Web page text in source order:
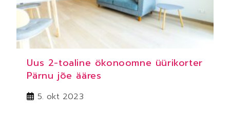
Uus 2-toaline ökonoomne üürikorter
Pärnu jõe ääres
Post5. okt 2023